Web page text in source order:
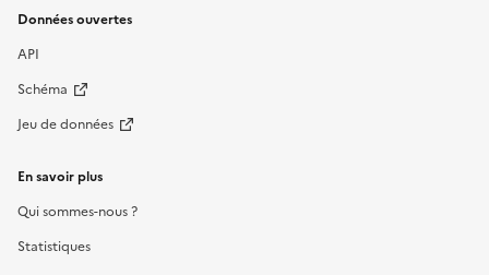
Données ouvertes
API
Schéma
Jeu de données
En savoir plus
Qui sommes-nous ?
Statistiques